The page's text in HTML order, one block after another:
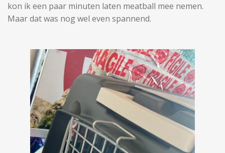
kon ik een paar minuten laten meatball mee nemen.
Maar dat was nog wel even spannend.